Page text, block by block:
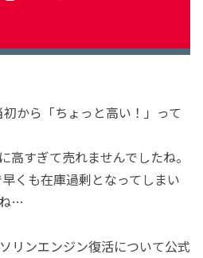
から「ちょっと高い！」って
高すぎて売れませんでしたね。
くも在庫過剰となってしまい
…
リンエンジン復活について公式